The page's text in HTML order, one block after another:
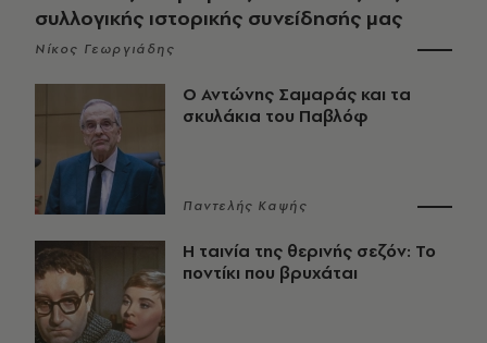
συλλογικής ιστορικής συνείδησής μας
Νίκος Γεωργιάδης
Ο Αντώνης Σαμαράς και τα
σκυλάκια του Παβλόφ
Παντελής Καψής
Η ταινία της θερινής σεζόν: Το
ποντίκι που βρυχάται